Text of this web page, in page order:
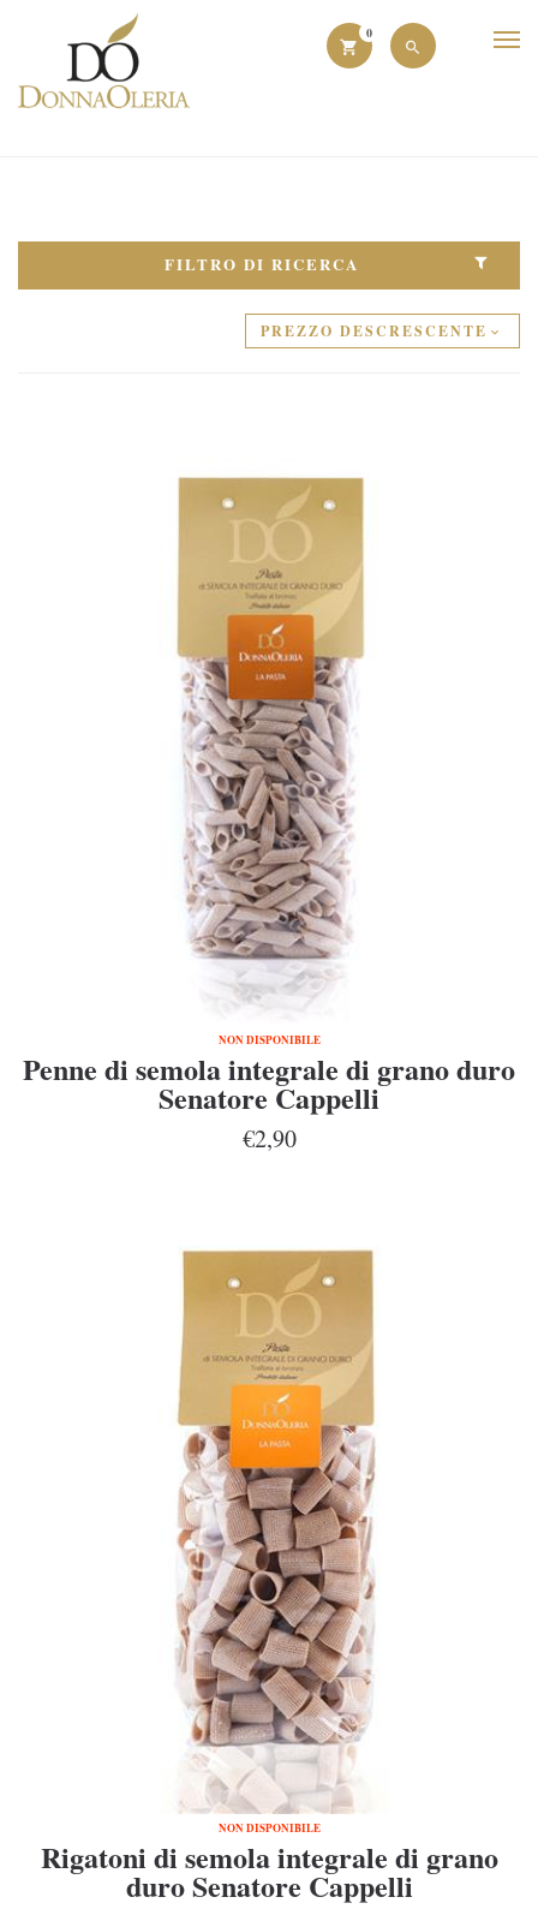
0
FILTRO DI RICERCA
PREZZO DESCRESCENTE
NON DISPONIBILE
Penne di semola integrale di grano duro
Senatore Cappelli
€2,90
NON DISPONIBILE
Rigatoni di semola integrale di grano
duro Senatore Cappelli